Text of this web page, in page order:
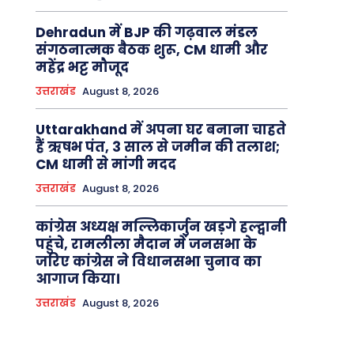
Dehradun में BJP की गढ़वाल मंडल
संगठनात्मक बैठक शुरू, CM धामी और
महेंद्र भट्ट मौजूद
उत्तराखंड August 8, 2026
Uttarakhand में अपना घर बनाना चाहते
हैं ऋषभ पंत, 3 साल से जमीन की तलाश;
CM धामी से मांगी मदद
उत्तराखंड August 8, 2026
कांग्रेस अध्यक्ष मल्लिकार्जुन खड़गे हल्द्वानी
पहुंचे, रामलीला मैदान में जनसभा के
जरिए कांग्रेस ने विधानसभा चुनाव का
आगाज किया।
उत्तराखंड August 8, 2026